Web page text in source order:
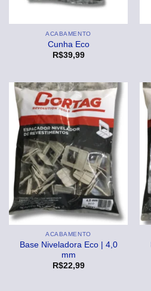
ACABAMENTO
Cunha Eco
R$39,99
ACABAMENTO
Base Niveladora Eco | 4,0
mm
R$22,99